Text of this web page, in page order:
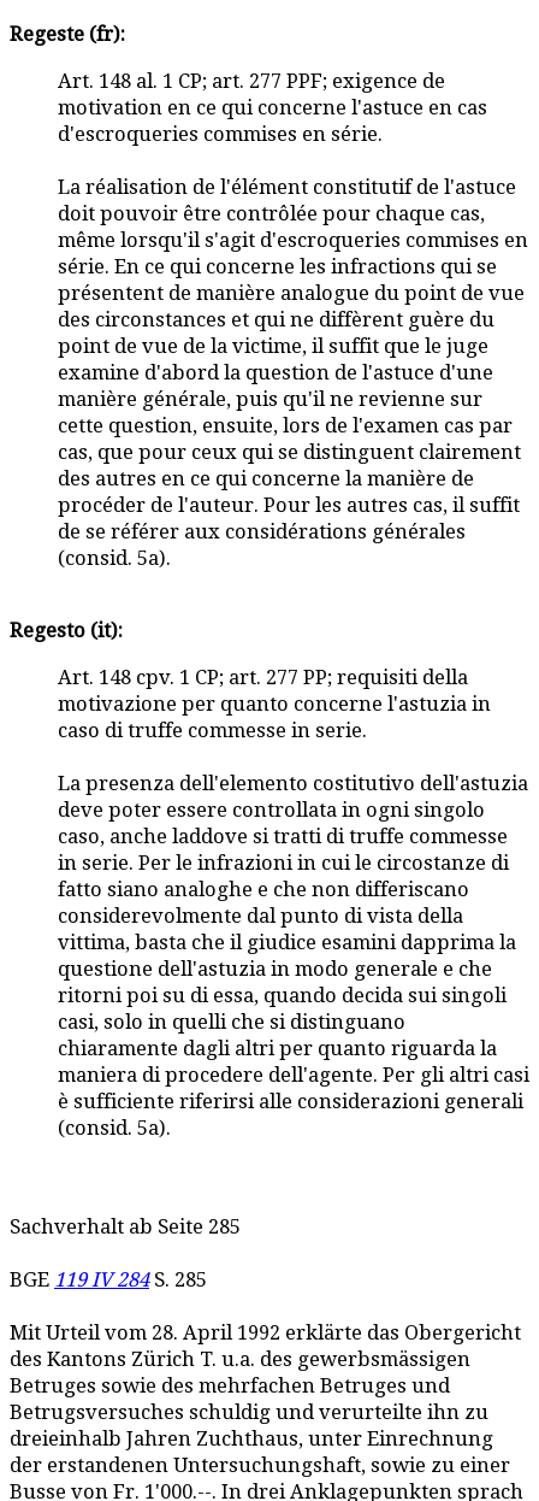
Regeste (fr):
Art. 148 al. 1 CP; art. 277 PPF; exigence de
motivation en ce qui concerne l'astuce en cas
d'escroqueries commises en série.
La réalisation de l'élément constitutif de l'astuce
doit pouvoir être contrôlée pour chaque cas,
même lorsqu'il s'agit d'escroqueries commises en
série. En ce qui concerne les infractions qui se
présentent de manière analogue du point de vue
des circonstances et qui ne diffèrent guère du
point de vue de la victime, il suffit que le juge
examine d'abord la question de l'astuce d'une
manière générale, puis qu'il ne revienne sur
cette question, ensuite, lors de l'examen cas par
cas, que pour ceux qui se distinguent clairement
des autres en ce qui concerne la manière de
procéder de l'auteur. Pour les autres cas, il suffit
de se référer aux considérations générales
(consid. 5a).
Regesto (it):
Art. 148 cpv. 1 CP; art. 277 PP; requisiti della
motivazione per quanto concerne l'astuzia in
caso di truffe commesse in serie.
La presenza dell'elemento costitutivo dell'astuzia
deve poter essere controllata in ogni singolo
caso, anche laddove si tratti di truffe commesse
in serie. Per le infrazioni in cui le circostanze di
fatto siano analoghe e che non differiscano
considerevolmente dal punto di vista della
vittima, basta che il giudice esamini dapprima la
questione dell'astuzia in modo generale e che
ritorni poi su di essa, quando decida sui singoli
casi, solo in quelli che si distinguano
chiaramente dagli altri per quanto riguarda la
maniera di procedere dell'agente. Per gli altri casi
è sufficiente riferirsi alle considerazioni generali
(consid. 5a).
Sachverhalt ab Seite 285
BGE 119 IV 284S. 285
Mit Urteil vom 28. April 1992 erklärte das Obergericht
des Kantons Zürich T. u.a. des gewerbsmässigen
Betruges sowie des mehrfachen Betruges und
Betrugsversuches schuldig und verurteilte ihn zu
dreieinhalb Jahren Zuchthaus, unter Einrechnung
der erstandenen Untersuchungshaft, sowie zu einer
Busse von Fr. 1'000.--. In drei Anklagepunkten sprach